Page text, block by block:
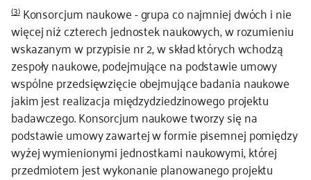
(3)Konsorcjum naukowe - grupa co najmniej dwóch i nie
więcej niż czterech jednostek naukowych, w rozumieniu
wskazanym w przypisie nr 2, w skład których wchodzą
zespoły naukowe, podejmujące na podstawie umowy
wspólne przedsięwzięcie obejmujące badania naukowe
jakim jest realizacja międzydziedzinowego projektu
badawczego. Konsorcjum naukowe tworzy się na
podstawie umowy zawartej w formie pisemnej pomiędzy
wyżej wymienionymi jednostkami naukowymi, której
przedmiotem jest wykonanie planowanego projektu